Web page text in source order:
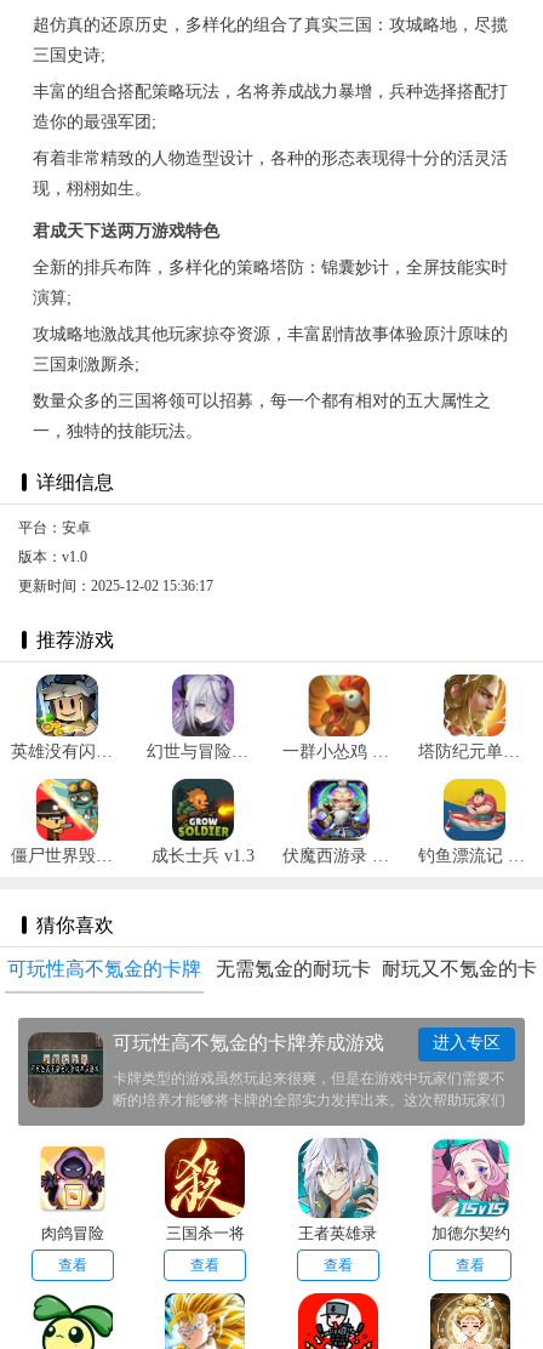
超仿真的还原历史，多样化的组合了真实三国：攻城略地，尽揽
三国史诗;
丰富的组合搭配策略玩法，名将养成战力暴增，兵种选择搭配打
造你的最强军团;
有着非常精致的人物造型设计，各种的形态表现得十分的活灵活
现，栩栩如生。
君成天下送两万游戏特色
全新的排兵布阵，多样化的策略塔防：锦囊妙计，全屏技能实时
演算;
攻城略地激战其他玩家掠夺资源，丰富剧情故事体验原汁原味的
三国刺激厮杀;
数量众多的三国将领可以招募，每一个都有相对的五大属性之
一，独特的技能玩法。
详细信息
平台：安卓
版本：v1.0
更新时间：2025-12-02 15:36:17
推荐游戏
英雄没有闪官网版 v1.4.0.0 幻世与冒险国际服 v1.1.484 一群小怂鸡 V1.7安卓版 塔防纪元单机版 v1.0
僵尸世界毁灭工程 v1.0.3 成长士兵 v1.3 伏魔西游录 v1.5.0满v版 钓鱼漂流记 v1.0
猜你喜欢
可玩性高不氪金的卡牌 无需氪金的耐玩卡 耐玩又不氪金的卡
可玩性高不氪金的卡牌养成游戏
卡牌类型的游戏虽然玩起来很爽，但是在游戏中玩家们需要不
断的培养才能够将卡牌的全部实力发挥出来。这次帮助玩家们
整理的卡牌游戏无需氪金就能够爽玩。并且游戏当中的节奏十
分舒缓，不会让玩家们感到玩起来很困难！
进入专区
肉鸽冒险
查看
三国杀一将
成名
查看
王者英雄录
查看
加德尔契约
手游官方正
版
查看